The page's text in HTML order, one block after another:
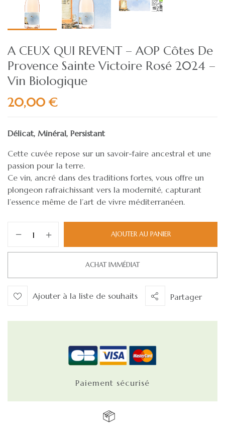
A CEUX QUI REVENT – AOP Côtes De
Provence Sainte Victoire Rosé 2024 –
Vin Biologique
20,00€
Délicat, Minéral, Persistant
Cette cuvée repose sur un savoir-faire ancestral et une
passion pour la terre.
Ce vin, ancré dans des traditions fortes, vous offre un
plongeon rafraichissant vers la modernité, capturant
l’essence même de l’art de vivre méditerranéen.
AJOUTER AU PANIER
ACHAT IMMÉDIAT
Ajouter à la liste de souhaits Partager
Paiement sécurisé